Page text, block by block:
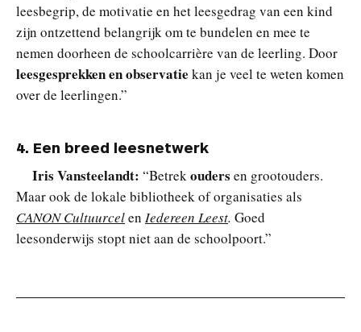
leesbegrip, de motivatie en het leesgedrag van een kind
zijn ontzettend belangrijk om te bundelen en mee te
nemen doorheen de schoolcarrière van de leerling. Door
leesgesprekken en observatie kan je veel te weten komen
over de leerlingen.”
4. Een breed leesnetwerk
Iris Vansteelandt: “Betrekouders en grootouders.
Maar ook de lokale bibliotheek of organisaties als
CANON Cultuurcelen Iedereen Leest. Goed
leesonderwijs stopt niet aan de schoolpoort.”